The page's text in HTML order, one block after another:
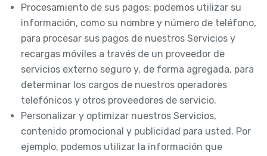
Procesamiento de sus pagos: podemos utilizar su
información, como su nombre y número de teléfono,
para procesar sus pagos de nuestros Servicios y
recargas móviles a través de un proveedor de
servicios externo seguro y, de forma agregada, para
determinar los cargos de nuestros operadores
telefónicos y otros proveedores de servicio.
Personalizar y optimizar nuestros Servicios,
contenido promocional y publicidad para usted. Por
ejemplo, podemos utilizar la información que